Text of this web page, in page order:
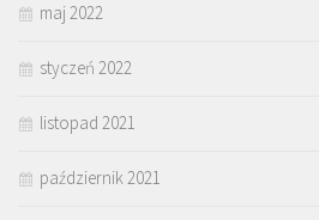
maj 2022
styczeń 2022
listopad 2021
październik 2021